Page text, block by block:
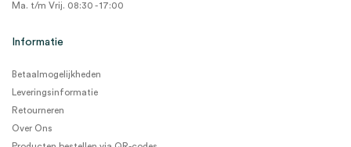
Ma. t/m Vrij. 08:30 - 17:00
Informatie
Betaalmogelijkheden
Leveringsinformatie
Retourneren
Over Ons